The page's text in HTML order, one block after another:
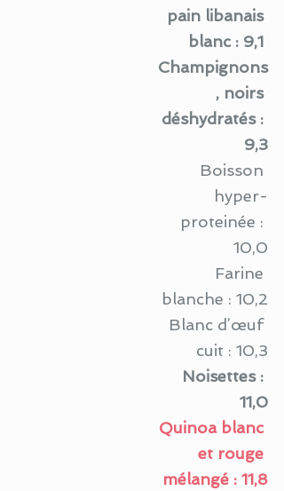
pain libanais
blanc : 9,1
Champignons
, noirs
déshydratés :
9,3
Boisson
hyper-
proteinée :
10,0
Farine
blanche : 10,2
Blanc d’œuf
cuit : 10,3
Noisettes :
11,0
Quinoa blanc
et rouge
mélangé : 11,8